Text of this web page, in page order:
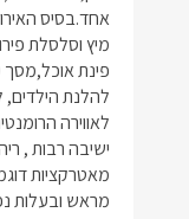
מראש ובעלות